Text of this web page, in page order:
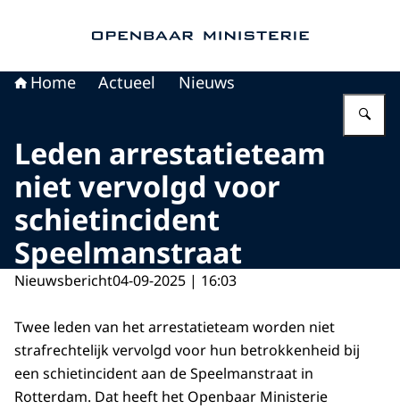
Home Actueel Nieuws
Leden arrestatieteam
niet vervolgd voor
schietincident
Speelmanstraat
Nieuwsbericht04-09-2025 | 16:03
Twee leden van het arrestatieteam worden niet
strafrechtelijk vervolgd voor hun betrokkenheid bij
een schietincident aan de Speelmanstraat in
Rotterdam. Dat heeft het Openbaar Ministerie